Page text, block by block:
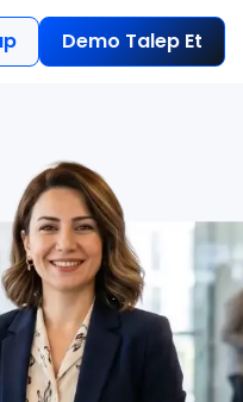
Demo Talep Et